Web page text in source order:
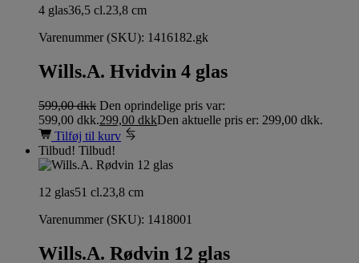
4 glas36,5 cl.23,8 cm
Varenummer (SKU): 1416182.gk
Wills.A. Hvidvin 4 glas
599,00dkk Den oprindelige pris var:
599,00 dkk.299,00 dkkDen aktuelle pris er: 299,00 dkk.
Tilføj til kurv
Tilbud! Tilbud!
12 glas51 cl.23,8 cm
Varenummer (SKU): 1418001
Wills.A. Rødvin 12 glas